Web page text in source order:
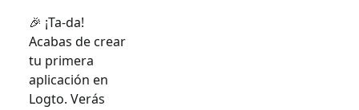
🎉 ¡Ta-da!
Acabas de crear
tu primera
aplicación en
Logto. Verás